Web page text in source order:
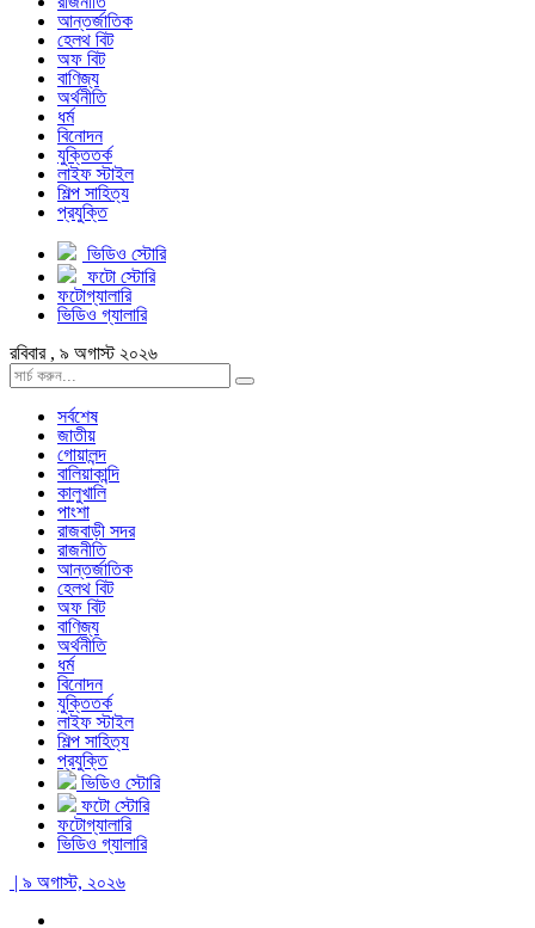
আন্তর্জাতিক
হেলথ বিট
অফ বিট
বাণিজ্য
অর্থনীতি
ধর্ম
বিনোদন
যুক্তিতর্ক
লাইফ স্টাইল
শিল্প সাহিত্য
প্রযুক্তি
ভিডিও স্টোরি
ফটো স্টোরি
ফটোগ্যালারি
ভিডিও গ্যালারি
রবিবার , ৯ অগাস্ট ২০২৬
সর্বশেষ
জাতীয়
গোয়ালন্দ
বালিয়াকান্দি
কালুখালি
পাংশা
রাজবাড়ী সদর
রাজনীতি
আন্তর্জাতিক
হেলথ বিট
অফ বিট
বাণিজ্য
অর্থনীতি
ধর্ম
বিনোদন
যুক্তিতর্ক
লাইফ স্টাইল
শিল্প সাহিত্য
প্রযুক্তি
ভিডিও স্টোরি
ফটো স্টোরি
ফটোগ্যালারি
ভিডিও গ্যালারি
| ৯ অগাস্ট, ২০২৬